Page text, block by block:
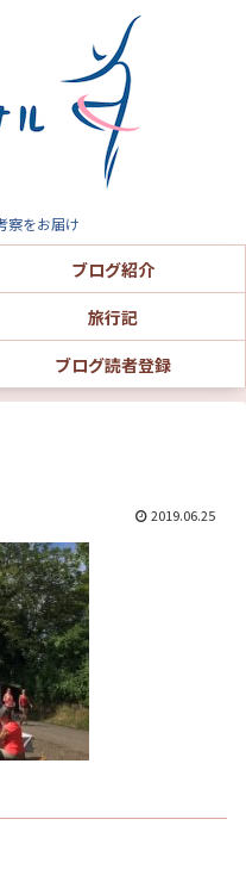
察をお届け
ブログ紹介
旅行記
ブログ読者登録
2019.06.25